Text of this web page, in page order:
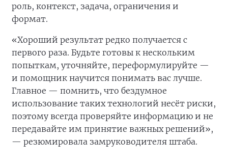
роль, контекст, задача, ограничения и
формат.
«Хороший результат редко получается с
первого раза. Будьте готовы к нескольким
попыткам, уточняйте, переформулируйте —
и помощник научится понимать вас лучше.
Главное — помнить, что бездумное
использование таких технологий несёт риски,
поэтому всегда проверяйте информацию и не
передавайте им принятие важных решений»,
— резюмировала замруководителя штаба.